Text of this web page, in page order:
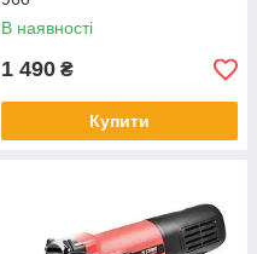
В наявності
1 490 ₴
Купити